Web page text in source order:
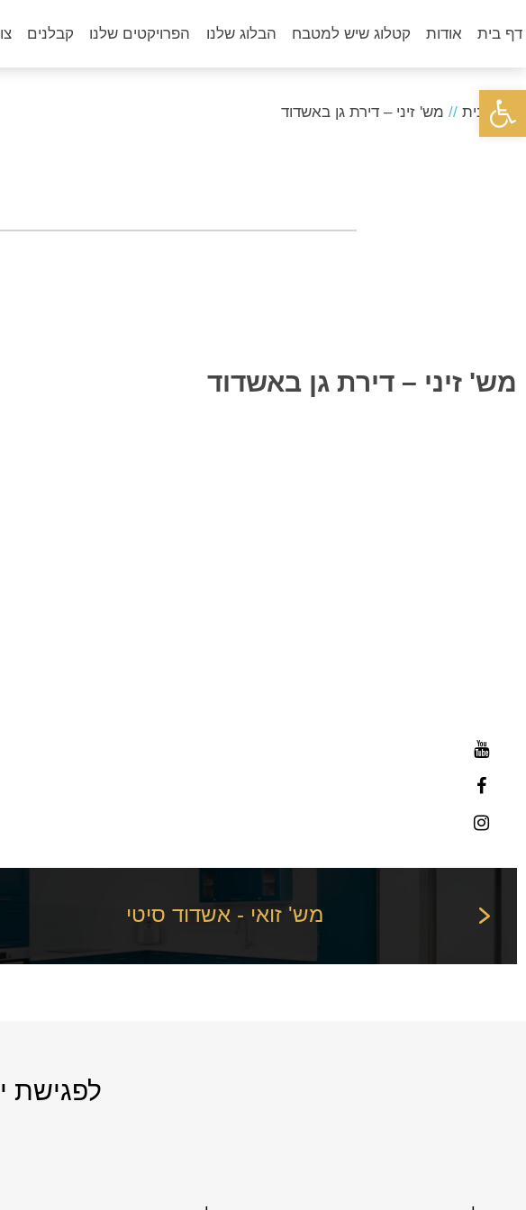
פתח סרגל נגישות
דף בית אודות קטלוג שיש למטבח הבלוג שלנו הפרויקטים שלנו קבלנים
דף הבית // מש' זיני – דירת גן באשדוד
מש' זיני – דירת גן באשדוד
מש' זואי - אשדוד סיטי
לפגישת